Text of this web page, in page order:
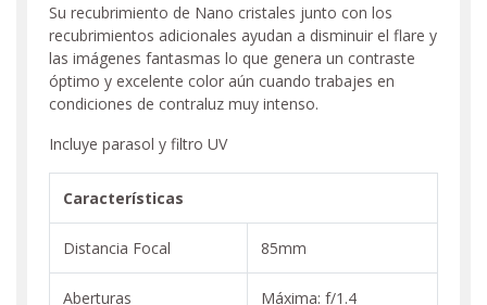
Su recubrimiento de Nano cristales junto con los
recubrimientos adicionales ayudan a disminuir el flare y
las imágenes fantasmas lo que genera un contraste
óptimo y excelente color aún cuando trabajes en
condiciones de contraluz muy intenso.
Incluye parasol y filtro UV
Características
Distancia Focal 85mm
Aberturas
Máxima: f/1.4